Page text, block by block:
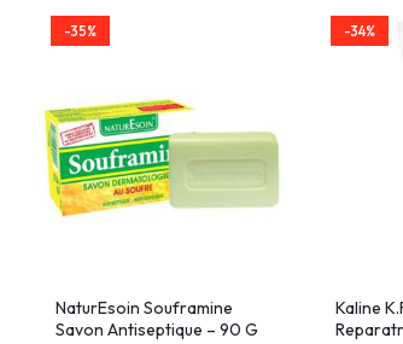
-35%
NaturEsoin Souframine
Savon Antiseptique – 90 G
-34%
Kaline